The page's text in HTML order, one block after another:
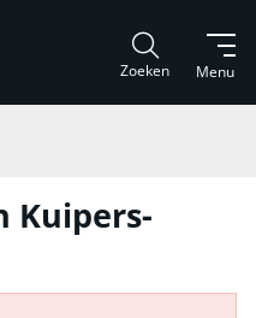
Menu
Zoeken
Kuipers-